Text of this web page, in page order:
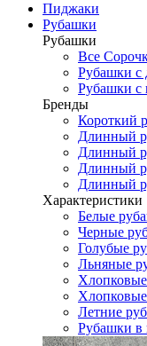
Пиджаки
Рубашки
Рубашки
Все
Рубашки с
Рубашки с
Бренды
Короткий
Длинный
Длинный
Длинный
Длинный
Характеристики
Белые
Черные
Голубые
Льняные
Летние
Рубашки в